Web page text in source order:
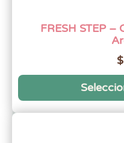
FRESH STEP –
$